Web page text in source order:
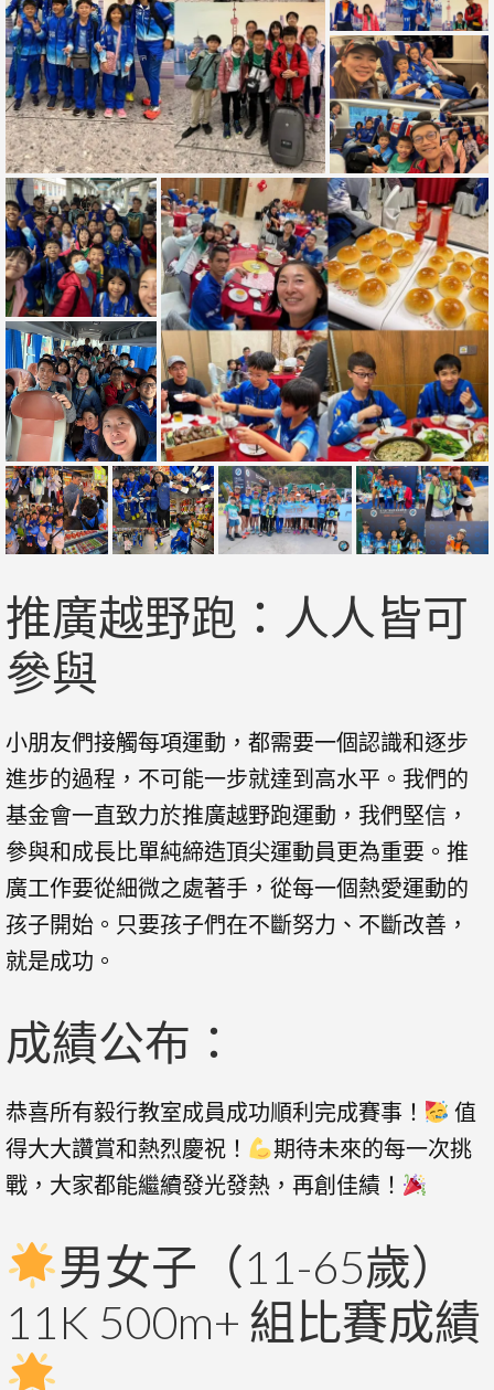
推廣越野跑：人人皆可
參與
小朋友們接觸每項運動，都需要一個認識和逐步
進步的過程，不可能一步就達到高水平。我們的
基金會一直致力於推廣越野跑運動，我們堅信，
參與和成長比單純締造頂尖運動員更為重要。推
廣工作要從細微之處著手，從每一個熱愛運動的
孩子開始。只要孩子們在不斷努力、不斷改善，
就是成功。
成績公布：
恭喜所有毅行教室成員成功順利完成賽事！
值
得大大讚賞和熱烈慶祝！
期待未來的每一次挑
戰，大家都能繼續發光發熱，再創佳績！
男女子（11-65歲）
11K 500m+ 組比賽成績